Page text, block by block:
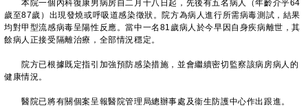
本院一個內科復康男病房自二月十八日起，先後有五名病人（年齡介乎64
歲至87歲）出現發燒或呼吸道感染徵狀。院方為病人進行所需病毒測試，結果
均對甲型流感病毒呈陽性反應。當中一名81歲病人於今早因自身疾病離世，其
餘病人正接受隔離治療，全部情況穩定。
院方已根據既定指引加強預防感染措施，並會繼續密切監察該病房病人的
健康情況。
醫院已將有關個案呈報醫院管理局總辦事處及衞生防護中心作出跟進。